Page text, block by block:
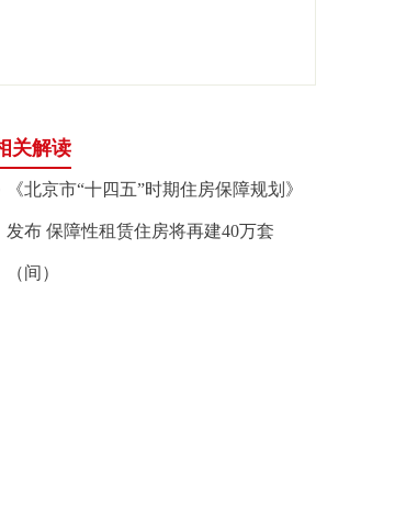
关解读
《北京市“十四五”时期住房保障规划》
发布 保障性租赁住房将再建40万套
（间）